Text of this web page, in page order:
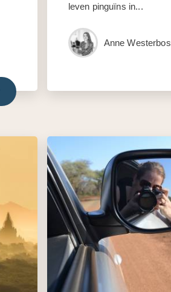
leven pinguïns in...
Anne Westerbos